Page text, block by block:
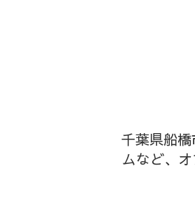
千葉県船
ムなど、